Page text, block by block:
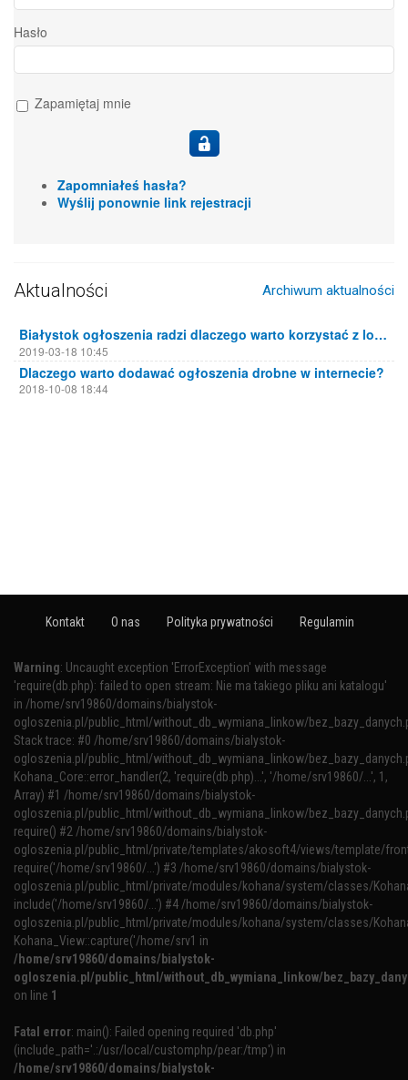
Hasło
Zapamiętaj mnie
Zapomniałeś hasła?
Wyślij ponownie link rejestracji
Aktualności Archiwum aktualności
Białystok ogłoszenia radzi dlaczego warto korzystać z lokalnych portali ogłoszeniowych
2019-03-18 10:45
Dlaczego warto dodawać ogłoszenia drobne w internecie?
2018-10-08 18:44
Kontakt O nas Polityka prywatności Regulamin
Warning: Uncaught exception 'ErrorException' with message
'require(db.php): failed to open stream: Nie ma takiego pliku ani katalogu'
in /home/srv19860/domains/bialystok-
ogloszenia.pl/public_html/without_db_wymiana_linkow/
Stack trace: #0 /home/srv19860/domains/bialystok-
ogloszenia.pl/public_html/without_db_wymiana_linkow/
Kohana_Core::error_handler(2, 'require(db.php)...', '/home/srv19860/...', 1,
Array) #1 /home/srv19860/domains/bialystok-
ogloszenia.pl/public_html/without_db_wymiana_linkow/
require() #2 /home/srv19860/domains/bialystok-
ogloszenia.pl/public_html/private/templates/akosoft4/views/template/
require('/home/srv19860/...') #3 /home/srv19860/domains/bialystok-
ogloszenia.pl/public_html/private/modules/kohana/system/classes/
include('/home/srv19860/...') #4 /home/srv19860/domains/bialystok-
ogloszenia.pl/public_html/private/modules/kohana/system/classes/
Kohana_View::capture('/home/srv1 in
/home/srv19860/domains/bialystok-
ogloszenia.pl/public_html/without_db_wymiana_linkow/
on line 1
Fatal error: main(): Failed opening required 'db.php'
(include_path='.:/usr/local/customphp/pear:/tmp') in
/home/srv19860/domains/bialystok-